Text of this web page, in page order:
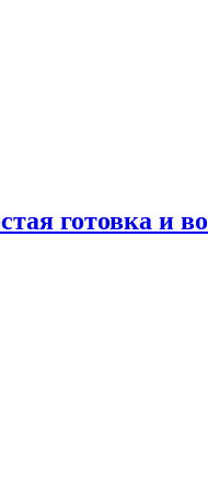
готовка и